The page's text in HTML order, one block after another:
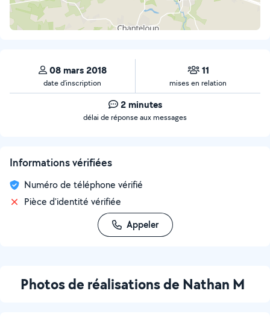
08 mars 2018
date d’inscription
11
mises en relation
2 minutes
délai de réponse aux messages
Informations vérifiées
Numéro de téléphone vérifié
Pièce d'identité vérifiée
Appeler
Photos de réalisations de Nathan M